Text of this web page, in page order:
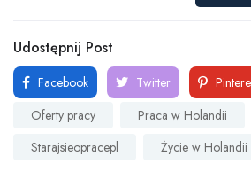
Udostępnij Post
Facebook Twitter
Oferty pracy
Praca w Holandii
Starajsieopracepl
Życie w Holandii